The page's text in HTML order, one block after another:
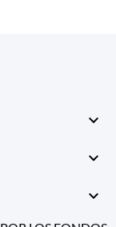


